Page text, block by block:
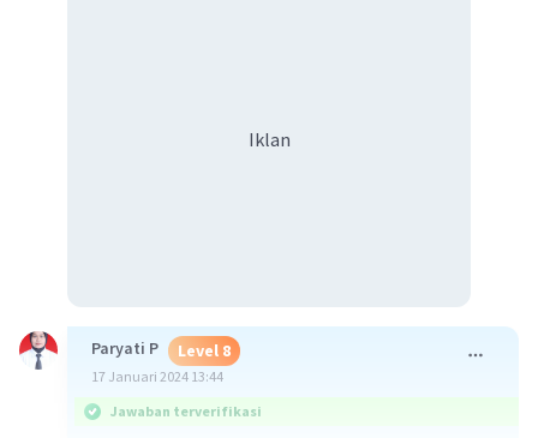
Iklan
Paryati P Level 8
17 Januari 2024 13:44
Jawaban terverifikasi